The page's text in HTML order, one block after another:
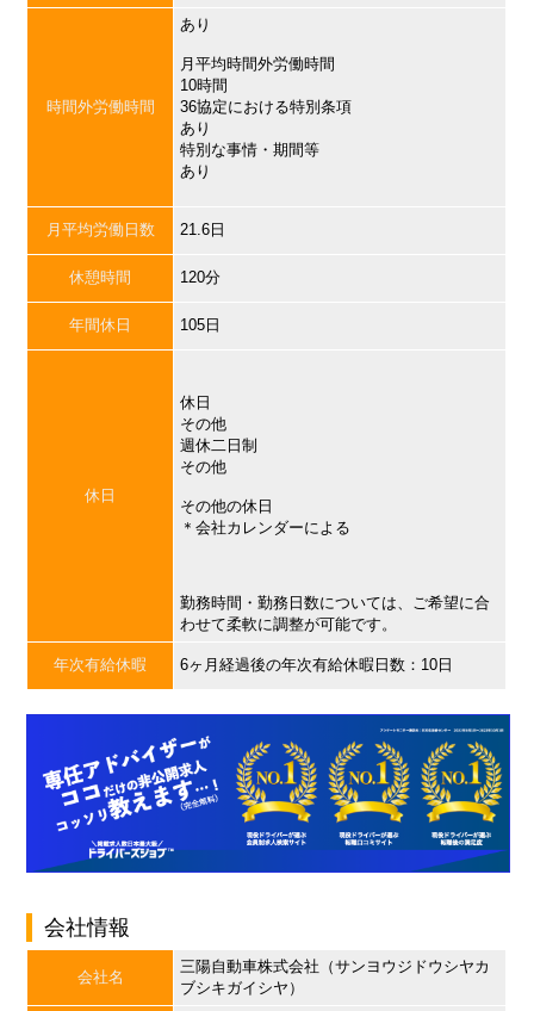
時間外労働時間
あり
月平均時間外労働時間
10時間
36協定における特別条項
あり
特別な事情・期間等
あり
月平均労働日数 21.6日
休憩時間 120分
年間休日 105日
休日
休日
その他
週休二日制
その他
その他の休日
＊会社カレンダーによる
勤務時間・勤務日数については、ご希望に合
わせて柔軟に調整が可能です。
年次有給休暇 6ヶ月経過後の年次有給休暇日数：10日
会社情報
会社名
三陽自動車株式会社（サンヨウジドウシヤカ
ブシキガイシヤ）